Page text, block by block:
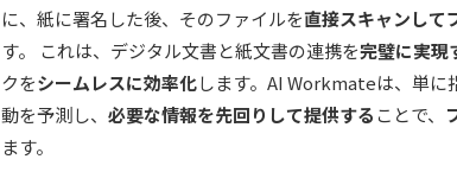
に、紙に署名した後、そのファイルを直接スキャンして
す。 これは、デジタル文書と紙文書の連携を完璧に実現
クをシームレスに効率化します。AI Workmateは、単に
動を予測し、 必要な情報を先回りして提供することで、
ます。